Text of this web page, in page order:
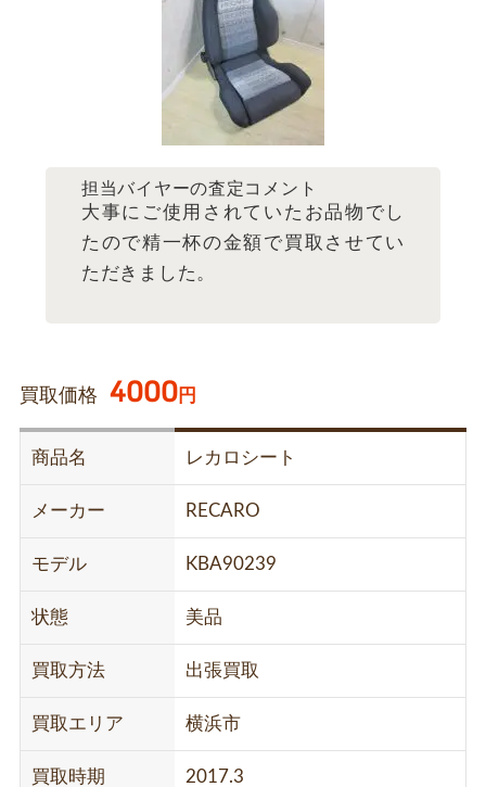
担当バイヤーの査定コメント
大事にご使用されていたお品物でし
たので精一杯の金額で買取させてい
ただきました。
買取価格 4000円
商品名 レカロシート
メーカー RECARO
モデル KBA90239
状態 美品
買取方法 出張買取
買取エリア 横浜市
買取時期 2017.3